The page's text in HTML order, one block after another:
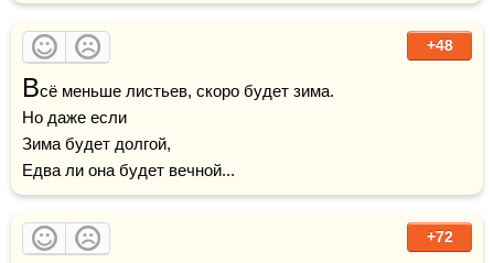
+48
Всё меньше листьев, скоро будет зима.
Но даже если
Зима будет долгой,
Едва ли она будет вечной...
+72